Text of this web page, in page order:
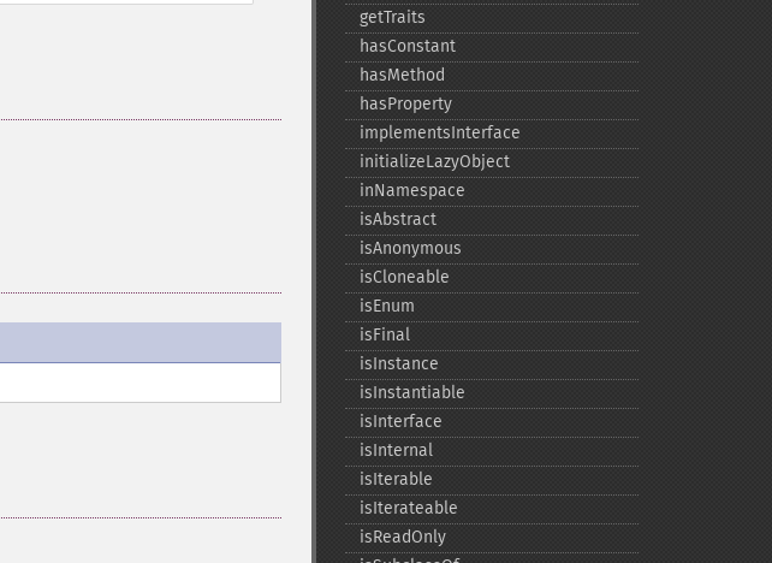
getTraits
hasConstant
hasMethod
hasProperty
implementsInterface
initializeLazyObject
inNamespace
isAbstract
isAnonymous
isCloneable
isEnum
isFinal
isInstance
isInstantiable
isInterface
isInternal
isIterable
isIterateable
isReadOnly